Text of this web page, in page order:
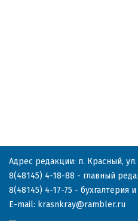
Адрес редакции: п. Красный,
8(48145) 4-18-88 - главный
8(48145) 4-17-75 - бухгалтерия
E-mail: krasnkray@rambler.ru